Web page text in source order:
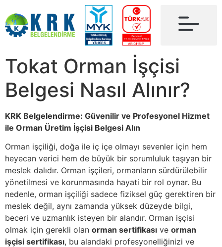
Tokat Orman İşçisi
Belgesi Nasıl Alınır?
KRK Belgelendirme: Güvenilir ve Profesyonel Hizmet
ile Orman Üretim İşçisi Belgesi Alın
Orman işçiliği, doğa ile iç içe olmayı sevenler için hem
heyecan verici hem de büyük bir sorumluluk taşıyan bir
meslek dalıdır. Orman işçileri, ormanların sürdürülebilir
yönetilmesi ve korunmasında hayati bir rol oynar. Bu
nedenle, orman işçiliği sadece fiziksel güç gerektiren bir
meslek değil, aynı zamanda yüksek düzeyde bilgi,
beceri ve uzmanlık isteyen bir alandır. Orman işçisi
olmak için gerekli olan orman sertifikası ve orman
işçisi sertifikası, bu alandaki profesyonelliğinizi ve